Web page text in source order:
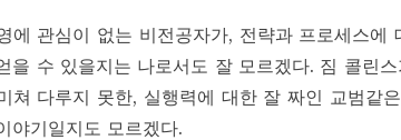
에 관심이 없는 비전공자가, 전략과 프로세스
을 수 있을지는 나로서도 잘 모르겠다. 짐 콜린
쳐 다루지 못한, 실행력에 대한 잘 짜인 교범같
야기일지도 모르겠다.